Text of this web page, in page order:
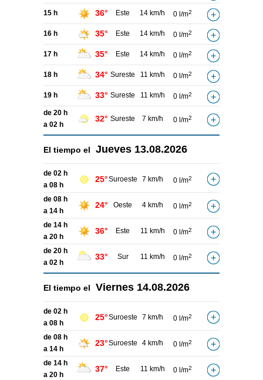
15 h 36° Este 14 km/h 0 l/m2
16 h 35° Este 14 km/h 0 l/m2
17 h 35° Este 14 km/h 0 l/m2
18 h 34° Sureste 11 km/h 0 l/m2
19 h 33° Sureste 11 km/h 0 l/m2
de 20 h
a 02 h
32° Sureste 7 km/h 0 l/m2
El tiempo el Jueves 13.08.2026
de 02 h
a 08 h
25°Suroeste 7 km/h 0 l/m2
de 08 h
a 14 h
24° Oeste 4 km/h 0 l/m2
de 14 h
a 20 h
36° Este 11 km/h 0 l/m2
de 20 h
a 02 h
33° Sur 11 km/h 0 l/m2
El tiempo el Viernes 14.08.2026
de 02 h
a 08 h
25°Suroeste 7 km/h 0 l/m2
de 08 h
a 14 h
23°Suroeste 4 km/h 0 l/m2
de 14 h
a 20 h
37° Este 11 km/h 0 l/m2